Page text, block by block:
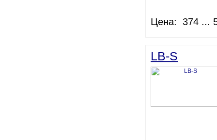
Цена: 374 ...
LB-S